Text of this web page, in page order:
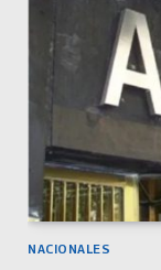
NACIONALES